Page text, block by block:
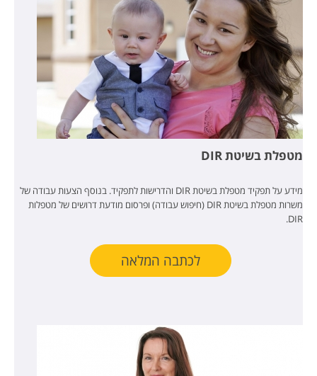
מטפלת בשיטת DIR
מידע על תפקיד מטפלת בשיטת DIR והדרישות לתפקיד. בנוסף הצעות עבודה של
משרות מטפלת בשיטת DIR (חיפוש עבודה) ופרסום מודעת דרושים של מטפלות
DIR.
לכתבה המלאה